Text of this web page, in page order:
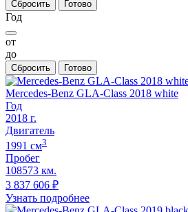
Сбросить Готово
Год
от
до
Сбросить Готово
Mercedes-Benz GLA-Class 2018 white
Год
2018 г.
Двигатель
1991 cм3
Пробег
108573 км.
3 837 606 ₽
Узнать подробнее